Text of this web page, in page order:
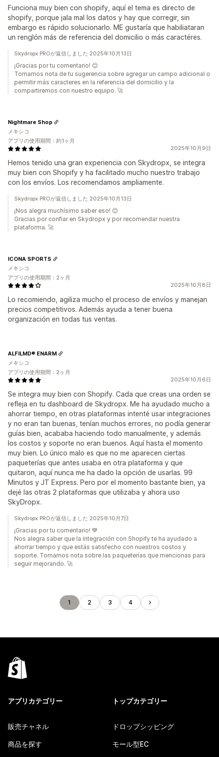
Funciona muy bien con shopify, aquí el tema es directo de
shopify, porque jala mal los datos y hay que corregir, sin
embargo es rápido solucionarlo. ME gustaría que habiliataran
un renglón más de referencia del domicilio o más caractéres.
Skydropx PROが返信しました 2025年10月13日
¡Gracias por tu comentario! 😊
Tomamos nota de tu sugerencia sobre agregar un campo adicional o
permitir más caracteres en la referencia del domicilio y la
compartiremos con nuestro equipo. 🚀
2025年10月9日
Hemos tenido una gran experiencia con Skydropx, se integra
muy bien con Shopify y ha facilitado mucho nuestro trabajo
con los envíos. Los recomendamos ampliamente.
Nightmare Shop
メキシコ
アプリの使用期間：約1ヶ月
Skydropx PROが返信しました 2025年10月13日
¡Nos alegra muchísimo saber eso! 😊
Gracias por confiar en Skydropx y por recomendar nuestra
plataforma. 🚀
2025年10月8日
Lo recomiendo, agiliza mucho el proceso de envíos y manejan
precios competitivos. Además ayuda a tener buena
organización en todas tus ventas.
ICONA SPORTS
メキシコ
アプリの使用期間：2ヶ月
2025年10月6日
Se integra muy bien con Shopify. Cada que creas una orden se
refleja en tu dashboard de Skydropx. Me ha ayudado mucho a
ahorrar tiempo, en otras plataformas intenté usar integraciones
y no eran tan buenas, tenían muchos errores, no podía generar
guías bien, acababa haciendo todo manualmente, y además
los costos y soporte no eran buenos. Aquí hasta el momento
muy bien. Lo único malo es que no me aparecen ciertas
paqueterías que antes usaba en otra plataforma y que
quitaron, aquí nunca me ha dado la opción de usarlas. 99
Minutos y JT Express. Pero por el momento bastante bien, ya
dejé las otras 2 plataformas que utilizaba y ahora uso
SkyDropx.
ALFILMD® ENARM
メキシコ
アプリの使用期間：2ヶ月
Skydropx PROが返信しました 2025年10月7日
¡Gracias por tu comentario! 💙
Nos alegra saber que la integración con Shopify te ha ayudado a
ahorrar tiempo y que estás satisfecho con nuestros costos y
soporte. Tomamos nota sobre las paqueterías que mencionas para
seguir mejorando. 🚀
1 2 3 4
アプリカテゴリー
販売チャネル
商品を探す
トップカテゴリー
ドロップシッピング
モール型EC